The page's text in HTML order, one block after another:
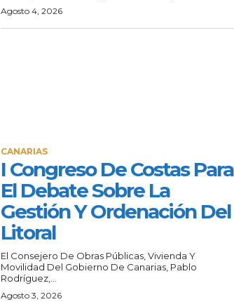
Agosto 4, 2026
CANARIAS
I Congreso De Costas Para
El Debate Sobre La
Gestión Y Ordenación Del
Litoral
El Consejero De Obras Públicas, Vivienda Y
Movilidad Del Gobierno De Canarias, Pablo
Rodríguez,...
Agosto 3, 2026